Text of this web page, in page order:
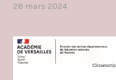
28 mars 2024
réunions